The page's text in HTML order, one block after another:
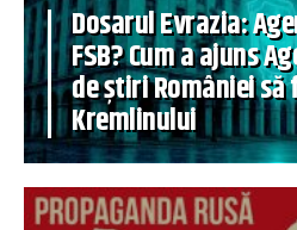
Dosarul Evrazia:
FSB? Cum a ajuns
de știri României
Kremlinului